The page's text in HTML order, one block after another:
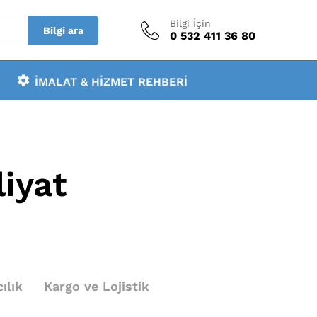
Bilgi ara
Bilgi İçin
0 532 411 36 80
İMALAT & HIZMET REHBERI
Kargo ve Lojistik